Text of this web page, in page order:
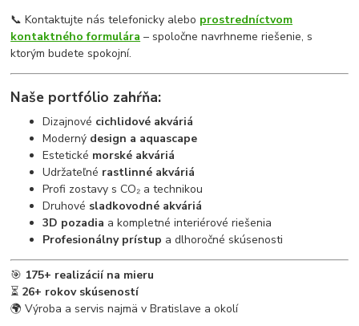
📞 Kontaktujte nás telefonicky alebo prostredníctvom
kontaktného formulára – spoločne navrhneme riešenie, s
ktorým budete spokojní.
Naše portfólio zahŕňa:
Dizajnové cichlidové akváriá
Moderný design a aquascape
Estetické morské akváriá
Udržateľné rastlinné akváriá
Profi zostavy s CO₂ a technikou
Druhové sladkovodné akváriá
3D pozadia a kompletné interiérové riešenia
Profesionálny prístup a dlhoročné skúsenosti
🎯 175+ realizácií na mieru
⏳ 26+ rokov skúseností
🌍 Výroba a servis najmä v Bratislave a okolí